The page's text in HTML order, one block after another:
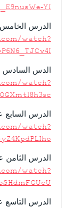
YI
الدرس
watch?
الدس السادس
watch?
الدرس السابع
watch?
الدرس الثامن
watch?
الدرس التاسع